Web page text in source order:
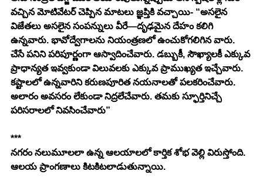
వచ్చిన మోటివేటర్ చెప్పిన మాటలు జ్ఞప్తికి వచ్చాయి- “అసలైన
విజేతలు అసలైన సంపన్నులు వీరే—దృఢమైన దేహం కలిగి
ఉన్నవారు. భావోద్వేగాలను నియంత్రణలో ఉంచుకోగలిగిన వారు.
చేసే పనిని పరిపూర్ణంగా ఆస్వాదించేవారు. డబ్బుకీ, సౌఖ్యాలకీ ఎక్కువ
ప్రాధాన్యత ఇవ్వకుండా విలువలకు ఎక్కువ ప్రాముఖ్యత ఇచ్చేవారు.
కష్టాలలో ఉన్నవారిని కరుణపూరిత నయనాలతో పలకరించేవారు.
అలారం అవసరం లేకుండా నిద్రలేచేవారు. తమకు స్ఫూర్తినిచ్చే
పరిసరాలలో నివసించేవారు”
***
నగరం నలుమూలలా ఉన్న ఆలయాలలో కార్తిక శోభ వెల్లి విరుస్తోంది.
ఆలయ ప్రాంగణాలు కిటకిటలాడుతున్నాయి.